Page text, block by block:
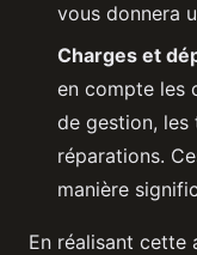
vous donnera
Charges et
en compte les
de gestion, les
réparations.
manière
En réalisant cette